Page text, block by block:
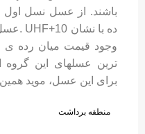
وجود قیمت میان رده ی
ترین عسلهای این گروه
برای این عسل، موید
منطقه برداشت